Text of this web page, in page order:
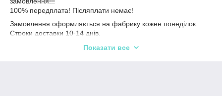
100% передплата! Післяплати немає!
Замовлення оформляється на фабрику кожен понеділок.
Строки доставки 10-14 днів.
Розміри і кольору перед замовленням уточнюйте. Доступний
Показати все